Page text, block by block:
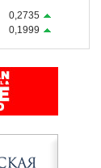
0,2735
0,1999